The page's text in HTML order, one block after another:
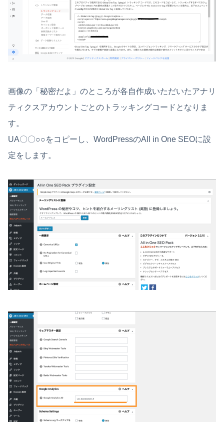
画像の「秘密だよ」のところが各自作成いただいたアナリ
ティクスアカウントごとのトラッキングコードとなりま
す。
UA〇〇○○をコピーし、WordPressのAll in One SEOに設
定をします。